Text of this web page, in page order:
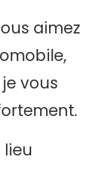
aimez
vous